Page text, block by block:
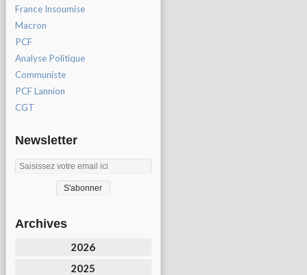
France Insoumise
Macron
PCF
Analyse Politique
Communiste
PCF Lannion
CGT
Newsletter
Archives
2026
2025